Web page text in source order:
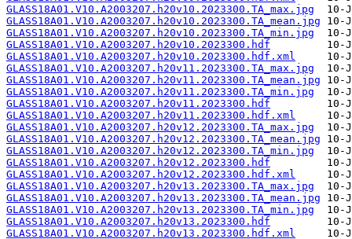
GLASS18A01.V10.A2003207.h20v10.2023300.TA_max.jpg
GLASS18A01.V10.A2003207.h20v10.2023300.TA_mean.jpg
GLASS18A01.V10.A2003207.h20v10.2023300.TA_min.jpg
GLASS18A01.V10.A2003207.h20v10.2023300.hdf
GLASS18A01.V10.A2003207.h20v10.2023300.hdf.xml
GLASS18A01.V10.A2003207.h20v11.2023300.TA_max.jpg
GLASS18A01.V10.A2003207.h20v11.2023300.TA_mean.jpg
GLASS18A01.V10.A2003207.h20v11.2023300.TA_min.jpg
GLASS18A01.V10.A2003207.h20v11.2023300.hdf
GLASS18A01.V10.A2003207.h20v11.2023300.hdf.xml
GLASS18A01.V10.A2003207.h20v12.2023300.TA_max.jpg
GLASS18A01.V10.A2003207.h20v12.2023300.TA_mean.jpg
GLASS18A01.V10.A2003207.h20v12.2023300.TA_min.jpg
GLASS18A01.V10.A2003207.h20v12.2023300.hdf
GLASS18A01.V10.A2003207.h20v12.2023300.hdf.xml
GLASS18A01.V10.A2003207.h20v13.2023300.TA_max.jpg
GLASS18A01.V10.A2003207.h20v13.2023300.TA_mean.jpg
GLASS18A01.V10.A2003207.h20v13.2023300.TA_min.jpg
GLASS18A01.V10.A2003207.h20v13.2023300.hdf
GLASS18A01.V10.A2003207.h20v13.2023300.hdf.xml